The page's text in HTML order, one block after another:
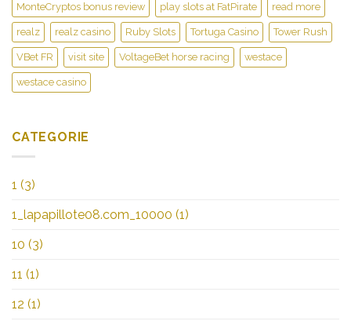
MonteCryptos bonus review play slots at FatPirate read more
realz realz casino Ruby Slots Tortuga Casino Tower Rush
VBet FR visit site VoltageBet horse racing westace
westace casino
CATEGORIE
1 (3)
1_lapapillote08.com_10000 (1)
10 (3)
11 (1)
12 (1)